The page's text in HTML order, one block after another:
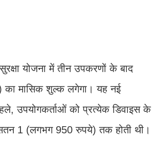
योजना में तीन उपकरणों के बाद
का मासिक शुल्क लगेगा। यह नई
उपयोगकर्ताओं को प्रत्येक डिवाइस के
1 (लगभग 950 रुपये) तक होती थी।